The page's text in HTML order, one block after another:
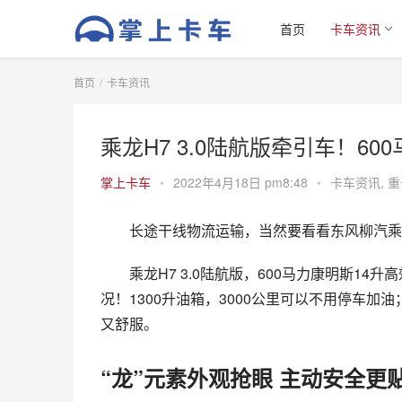
首页 卡车资讯
首页 卡车资讯
乘龙H7 3.0陆航版牵引车！
掌上卡车 • 2022年4月18日 pm8:48 • 卡车资讯,
长途干线物流运输，当然要看看东风柳汽
乘龙H7 3.0陆航版，600马力康明斯14升
况！1300升油箱，3000公里可以不用停车加
又舒服。
“龙”元素外观抢眼 主动安全更